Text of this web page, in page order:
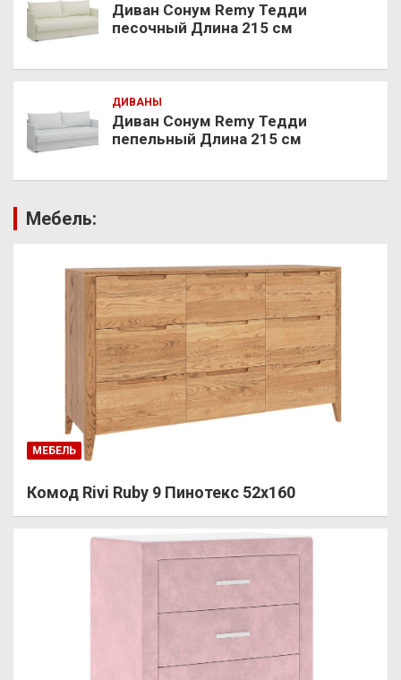
Диван Сонум Remy Тедди
песочный Длина 215 см
ДИВАНЫ
Диван Сонум Remy Тедди
пепельный Длина 215 см
Мебель:
МЕБЕЛЬ
Комод Rivi Ruby 9 Пинотекс 52х160